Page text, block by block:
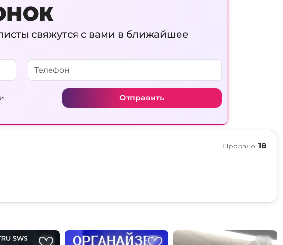
свяжутся с вами в ближайшее
Отправить
Продано: 18